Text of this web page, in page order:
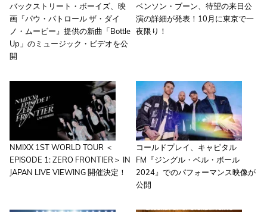
バックストリート・ボーイズ、映
画『パウ・パトロール ザ・ダイ
ノ・ムービー』提供の新曲「Bottle
Up」のミュージック・ビデオを公
開
ベンソン・ブーン、待望の来日公
演の詳細が発表！10月に東京で一
夜限り！
NMIXX 1ST WORLD TOUR ＜
EPISODE 1: ZERO FRONTIER＞ IN
JAPAN LIVE VIEWING 開催決定！
コールドプレイ、キャピタル
FM『ジングル・ベル・ボール
2024』でのパフォーマンス映像が
公開